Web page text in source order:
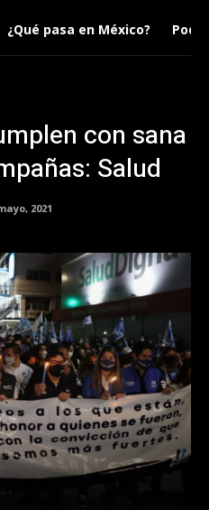
¿Qué pasa en México?
con sana
Salud
2021